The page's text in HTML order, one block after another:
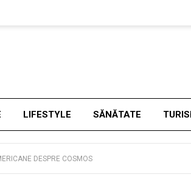
LIFESTYLE SĂNĂTATE
DESPRE COSMOS